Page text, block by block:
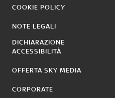
COOKIE POLICY
NOTE LEGALI
DICHIARAZIONE
ACCESSIBILITÀ
OFFERTA SKY MEDIA
CORPORATE